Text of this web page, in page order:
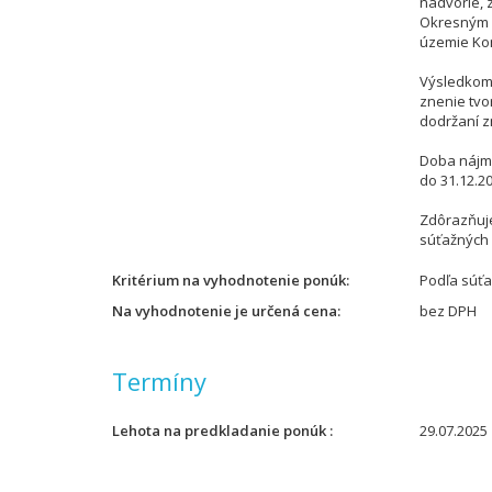
územie
znenie
dodržaní
Doba
do
Kritérium na vyhodnotenie ponúk
Podľa
Na vyhodnotenie je určená cena
bez DPH
Termíny
Lehota na predkladanie ponúk 29.07.2025